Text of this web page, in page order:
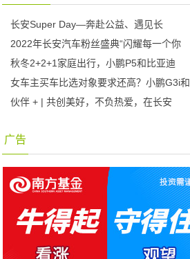
长安Super Day—奔赴公益、遇见长
2022年长安汽车粉丝盛典“闪耀每一个你
秋冬2+2+1家庭出行，小鹏P5和比亚迪
女车主买车比选对象要求还高？小鹏G3i和
伙伴 + | 共创美好，不负热爱，在长安
广告